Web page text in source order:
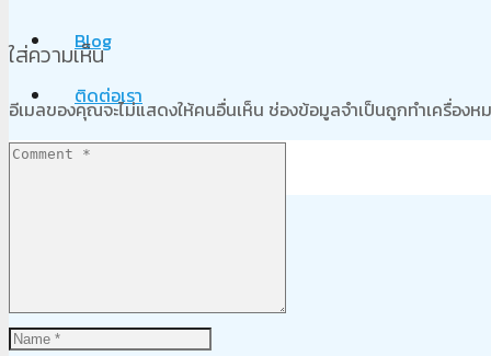
Blog
ติดต่อเรา
ใส่ความเห็น
อีเมลของคุณจะไม่แสดงให้คนอื่นเห็น ช่องข้อมูลจำเป็นถูกทำเครื่องห